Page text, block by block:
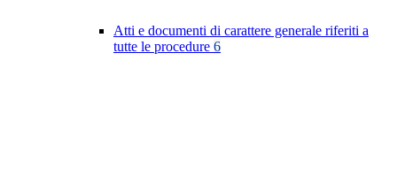
Atti e documenti di carattere generale riferiti a
tutte le procedure 6